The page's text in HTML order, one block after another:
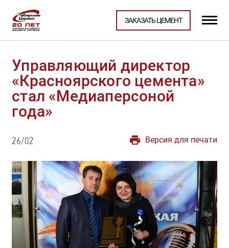
ЗАКАЗАТЬ ЦЕМЕНТ
Управляющий директор
«Красноярского цемента»
стал «Медиаперсоной
года»
26/02 Версия для печати